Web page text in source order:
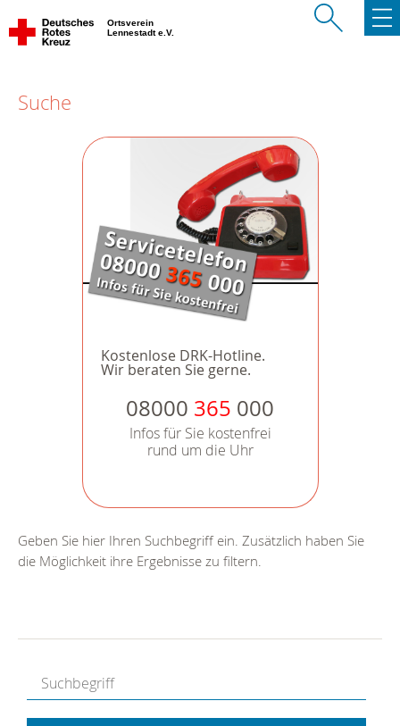
Ortsverein
Lennestadt e.V.
Suche
Kostenlose DRK-Hotline.
Wir beraten Sie gerne.
08000 365 000
Infos für Sie kostenfrei
rund um die Uhr
Geben Sie hier Ihren Suchbegriff ein. Zusätzlich haben Sie
die Möglichkeit ihre Ergebnisse zu filtern.